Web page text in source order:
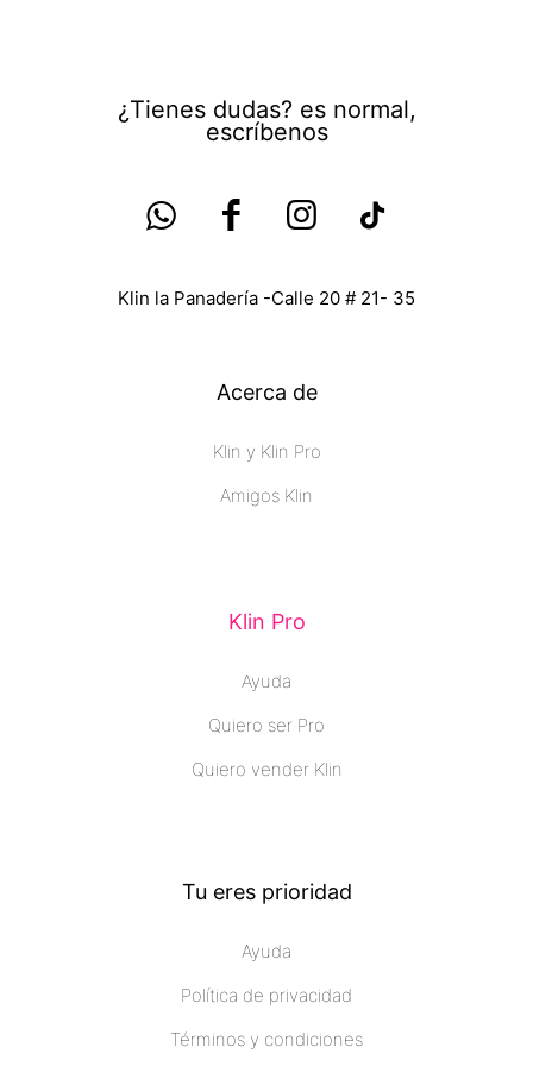
¿Tienes dudas? es normal,
escríbenos
Klin la Panadería -Calle 20 # 21- 35
Acerca de
Klin y Klin Pro
Amigos Klin
Klin Pro
Ayuda
Quiero ser Pro
Quiero vender Klin
Tu eres prioridad
Ayuda
Política de privacidad
Términos y condiciones